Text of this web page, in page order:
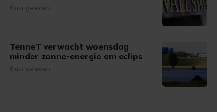
6 uur geleden
TenneT verwacht woensdag
minder zonne-energie om eclips
6 uur geleden